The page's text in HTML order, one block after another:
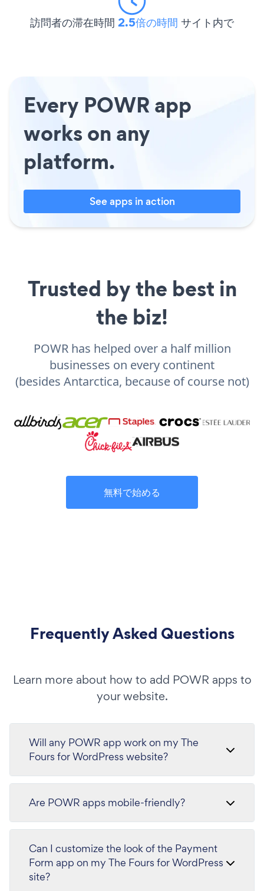
訪問者の滞在時間 2.5倍の時間 サイト内で
Every POWR app
works on any
platform.
See apps in action
Trusted by the best in
the biz!
POWR has helped over a half million
businesses on every continent
(besides Antarctica, because of course not)
無料で始める
Frequently Asked Questions
Learn more about how to add POWR apps to
your website.
Will any POWR app work on my The
Fours for WordPress website?
Are POWR apps mobile-friendly?
Can I customize the look of the Payment
Form app on my The Fours for WordPress
site?